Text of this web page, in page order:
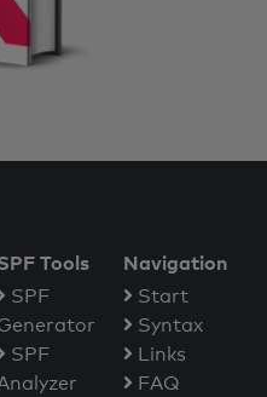
Tools
SPF
SPF
Navigation
Start
Syntax
Links
FAQ